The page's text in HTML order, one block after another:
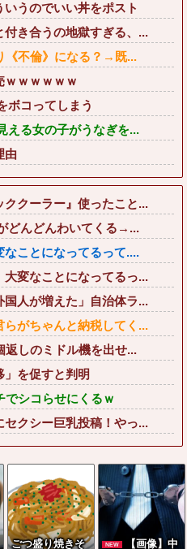
うのでいい丼をポスト
付き合うの地獄すぎる、...
《不倫》になる？→既...
ｗｗｗｗｗ
ボコってしまう
える女の子がうなぎを...
由
クーラー』使ったこと...
どんどんわいてくる→...
ことになってるって....
変なことになってるっ...
国人が増えた」自治体ラ...
らがちゃんと納税してく...
返しのミドル機を出せ...
」を促すと判明
でシコらせにくるｗ
セクシー巨乳投稿！やっ...
ごつ盛り焼きそ NEW 【画像】中